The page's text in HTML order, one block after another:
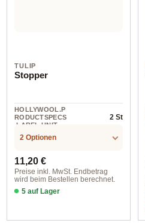
TULIP
Stopper
HOLLYWOOL.P
RODUCTSPECS
.LABEL.UNIT
2 St
2 Optionen
Regulärer Preis:
11,20 €
Preise inkl. MwSt. Endbetrag
wird beim Bestellen berechnet.
5 auf Lager